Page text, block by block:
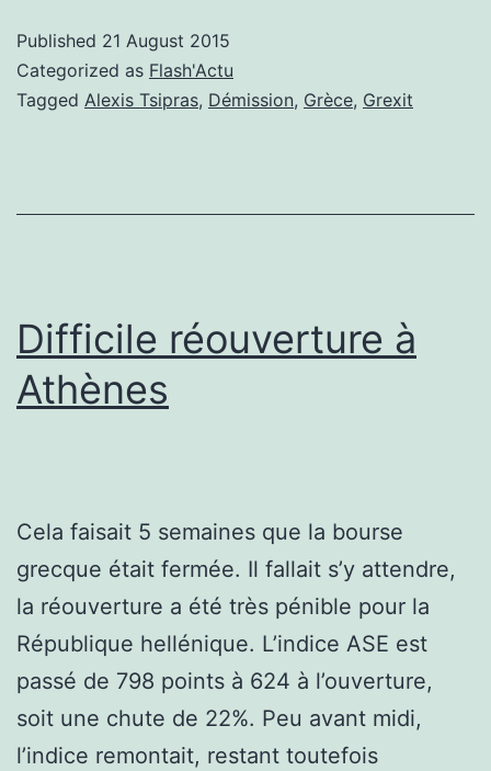
de
Published 21 August 2015
Categorized as Flash'Actu
Tagged Alexis Tsipras, Démission, Grèce, Grexit
Difficile réouverture à
Athènes
Cela faisait 5 semaines que la bourse
grecque était fermée. Il fallait s’y attendre,
la réouverture a été très pénible pour la
République hellénique. L’indice ASE est
passé de 798 points à 624 à l’ouverture,
soit une chute de 22%. Peu avant midi,
l’indice remontait, restant toutefois